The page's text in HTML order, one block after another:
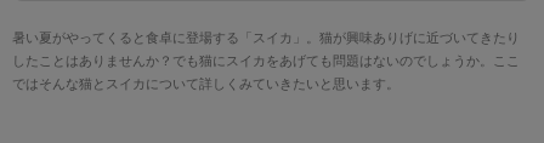
暑い夏がやってくると食卓に登場する「スイカ」。猫が興味ありげに近づいてきたり
したことはありませんか？でも猫にスイカをあげても問題はないのでしょうか。ここ
ではそんな猫とスイカについて詳しくみていきたいと思います。